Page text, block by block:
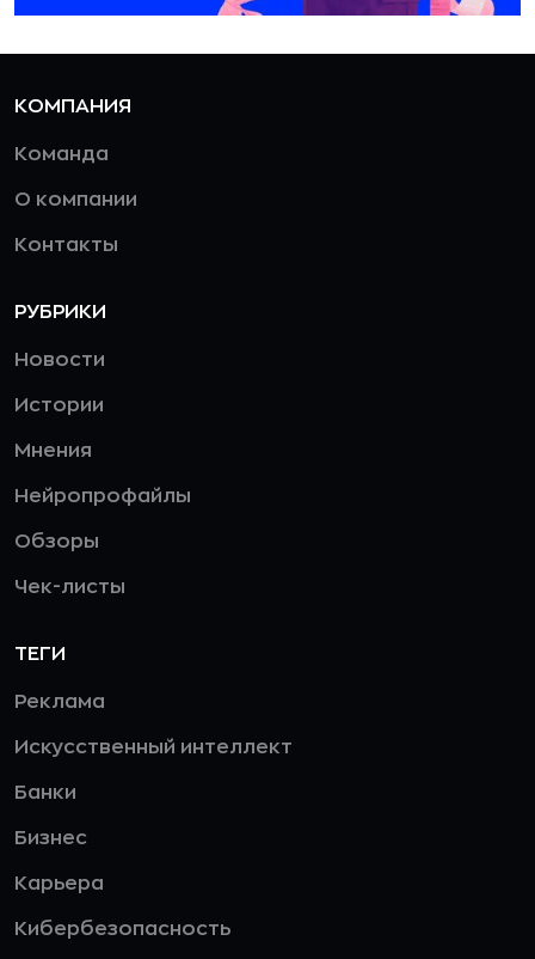
КОМПАНИЯ
Команда
О компании
Контакты
РУБРИКИ
Новости
Истории
Мнения
Нейропрофайлы
Обзоры
Чек-листы
ТЕГИ
Реклама
Искусственный интеллект
Банки
Бизнес
Карьера
Кибербезопасность